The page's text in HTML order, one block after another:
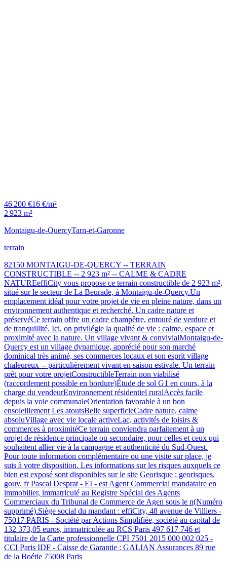
46 200 €16 €/m²
2 923 m²
Montaigu-de-QuercyTarn-et-Garonne
terrain
82150 MONTAIGU-DE-QUERCY -- TERRAIN
CONSTRUCTIBLE -- 2 923 m² -- CALME & CADRE
NATUREeffiCity vous propose ce terrain constructible de 2 923 m²,
situé sur le secteur de La Beurade, à Montaigu-de-Quercy.Un
emplacement idéal pour votre projet de vie en pleine nature, dans un
environnement authentique et recherché. Un cadre nature et
préservéCe terrain offre un cadre champêtre, entouré de verdure et
de tranquillité. Ici, on privilégie la qualité de vie : calme, espace et
proximité avec la nature. Un village vivant & convivialMontaigu-de-
Quercy est un village dynamique, apprécié pour son marché
dominical très animé, ses commerces locaux et son esprit village
chaleureux -- particulièrement vivant en saison estivale. Un terrain
prêt pour votre projetConstructibleTerrain non viabilisé
(raccordement possible en bordure)Étude de sol G1 en cours, à la
charge du vendeurEnvironnement résidentiel ruralAccès facile
depuis la voie communaleOrientation favorable à un bon
ensoleillement Les atoutsBelle superficieCadre nature, calme
absoluVillage avec vie locale activeLac, activités de loisirs &
commerces à proximitéCe terrain conviendra parfaitement à un
projet de résidence principale ou secondaire, pour celles et ceux qui
souhaitent allier vie à la campagne et authenticité du Sud-Ouest.
Pour toute information complémentaire ou une visite sur place, je
suis à votre disposition. Les informations sur les risques auxquels ce
bien est exposé sont disponibles sur le site Georisque : georisques.
gouv. fr Pascal Desprat - EI - est Agent Commercial mandataire en
immobilier, immatriculé au Registre Spécial des Agents
Commerciaux du Tribunal de Commerce de Agen sous le n(Numéro
supprimé).Siège social du mandant : effiCity, 48 avenue de Villiers -
75017 PARIS - Société par Actions Simplifiée, société au capital de
132 373,05 euros, immatriculée au RCS Paris 497 617 746 et
titulaire de la Carte professionnelle CPI 7501 2015 000 002 025 -
CCI Paris IDF - Caisse de Garantie : GALIAN Assurances 89 rue
de la Boétie 75008 Paris